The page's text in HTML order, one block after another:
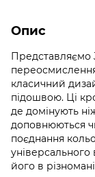
Опис
Представляємо
класичний
підошвою. Ці
де домінують
доповнюються
поєднання
універсального
його в